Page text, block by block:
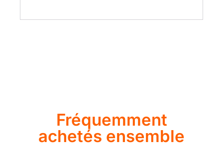
Fréquemment
achetés ensemble